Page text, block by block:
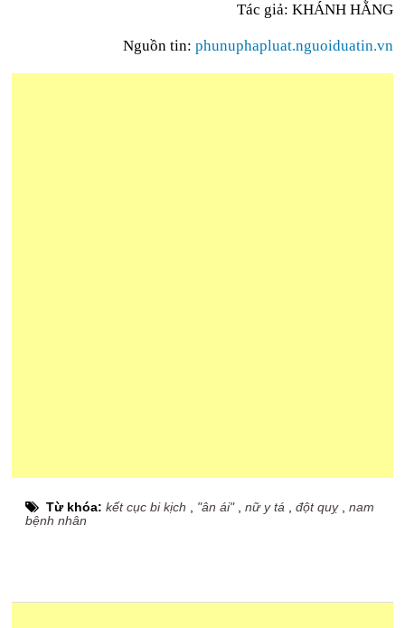
Tác giả: KHÁNH HẰNG
Nguồn tin: phunuphapluat.nguoiduatin.vn
Từ khóa:kết cục bi kịch "ân ái",nữ y tá ,đột quỵ,nam
bệnh nhân